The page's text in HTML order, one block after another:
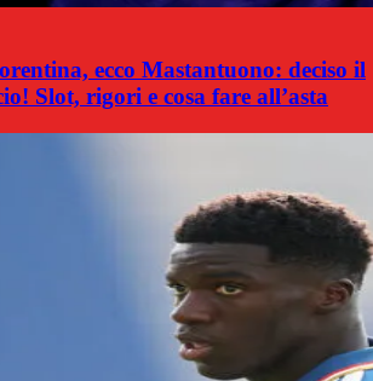
ecco Mastantuono: deciso il
Slot, rigori e cosa fare all’asta